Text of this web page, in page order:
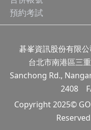
預約考試
碁峯資訊股份有限
台北市南港區三
Sanchong Rd.,
2408
Copyright 2025©